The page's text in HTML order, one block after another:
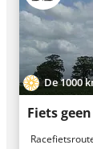
De 1000
Fiets